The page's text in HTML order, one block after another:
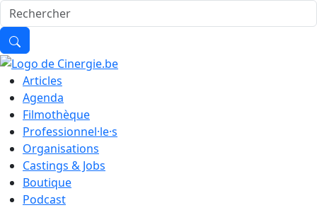
Articles
Agenda
Filmothèque
Professionnel·le·s
Organisations
Castings & Jobs
Boutique
Podcast